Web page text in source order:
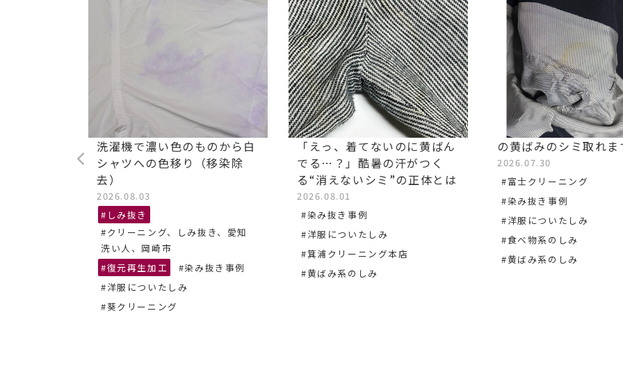
洗濯機で濃い色のものから白
シャツへの色移り（移染除
去）
2026.08.03
#しみ抜き
#クリーニング、しみ抜き、愛知
洗い人、岡崎市
#復元再生加工
#染み抜き事例
#洋服についたしみ
#葵クリーニング
「えっ、着てないのに黄ばん
でる…？」酷暑の汗がつく
る“消えないシミ”の正体とは
2026.08.01
#染み抜き事例
#洋服についたしみ
#箕浦クリーニング本店
#黄ばみ系のしみ
の黄ばみのシミ取れま
2026.07.30
#富士クリーニング
#染み抜き事例
#洋服についたしみ
#食べ物系のしみ
#黄ばみ系のしみ